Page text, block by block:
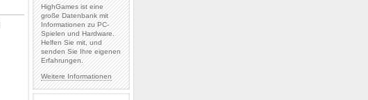
HighGames ist eine
große Datenbank mit
Informationen zu PC-
Spielen und Hardware.
Helfen Sie mit, und
senden Sie Ihre eigenen
Erfahrungen.
Weitere Informationen